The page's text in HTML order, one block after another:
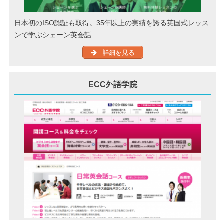
日本初のISO認証も取得。35年以上の実績を誇る英国式レッス
ンで学ぶシェーン英会話
詳細を見る
ECC外語学院